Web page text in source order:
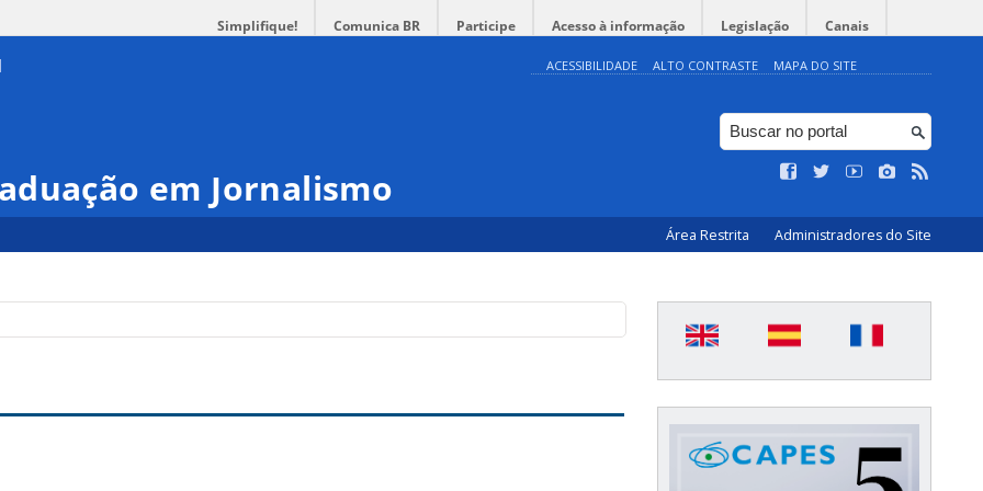
Simplifique! Comunica BR Participe Acesso à informação Legislação Canais
ACESSIBILIDADE ALTO CONTRASTE MAPA DO SITE
em Jornalismo
Área Restrita Administradores do Site